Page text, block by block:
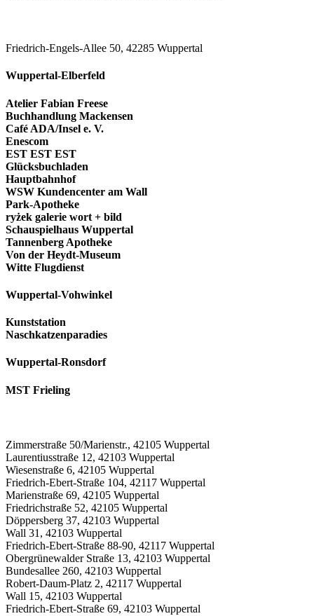
Friedrich-Engels-Allee 50, 42285 Wuppertal
Wuppertal-Elberfeld
Atelier Fabian Freese
Buchhandlung Mackensen
Café ADA/Insel e. V.
Enescom
EST EST EST
Glücksbuchladen
Hauptbahnhof
WSW Kundencenter am Wall
Park-Apotheke
ryżek galerie wort + bild
Schauspielhaus Wuppertal
Tannenberg Apotheke
Von der Heydt-Museum
Witte Flugdienst
Wuppertal-Vohwinkel
Kunststation
Naschkatzenparadies
Wuppertal-Ronsdorf
MST Frieling
Zimmerstraße 50/Marienstr., 42105 Wuppertal
Laurentiusstraße 12, 42103 Wuppertal
Wiesenstraße 6, 42105 Wuppertal
Friedrich-Ebert-Straße 104, 42117 Wuppertal
Marienstraße 69, 42105 Wuppertal
Friedrichstraße 52, 42105 Wuppertal
Döppersberg 37, 42103 Wuppertal
Wall 31, 42103 Wuppertal
Friedrich-Ebert-Straße 88-90, 42117 Wuppertal
Obergrünewalder Straße 13, 42103 Wuppertal
Bundesallee 260, 42103 Wuppertal
Robert-Daum-Platz 2, 42117 Wuppertal
Wall 15, 42103 Wuppertal
Friedrich-Ebert-Straße 69, 42103 Wuppertal